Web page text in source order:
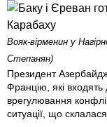
Вояк-вірменин у
Степанян)
Президент
Францію, які
врегулювання
ситуації, що